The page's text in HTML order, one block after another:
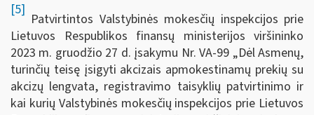
[5]
Patvirtintos Valstybinės mokesčių inspekcijos prie
Lietuvos Respublikos finansų ministerijos viršininko
2023 m. gruodžio 27 d. įsakymu Nr. VA-99 „Dėl Asmenų,
turinčių teisę įsigyti akcizais apmokestinamų prekių su
akcizų lengvata, registravimo taisyklių patvirtinimo ir
kai kurių Valstybinės mokesčių inspekcijos prie Lietuvos